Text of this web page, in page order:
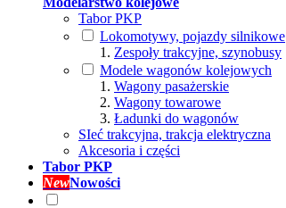
Tabor PKP
Lokomotywy, pojazdy silnikowe
Zespoły trakcyjne, szynobusy
Modele wagonów kolejowych
Wagony pasażerskie
Wagony towarowe
Ładunki do wagonów
SIeć trakcyjna, trakcja elektryczna
Akcesoria i części
Tabor PKP
NewNowości